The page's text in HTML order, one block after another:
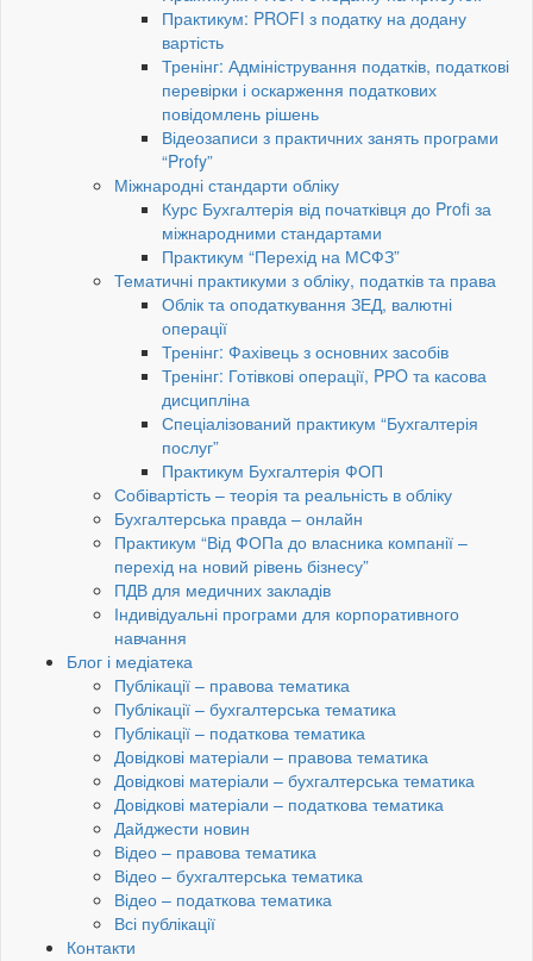
Практикум: PROFI з податку на додану
вартість
Тренінг: Адміністрування податків, податкові
перевірки і оскарження податкових
повідомлень рішень
Відеозаписи з практичних занять програми
“Profy”
Міжнародні стандарти обліку
Курс Бухгалтерія від початківця до Profi за
міжнародними стандартами
Практикум “Перехід на МСФЗ”
Тематичні практикуми з обліку, податків та права
Облік та оподаткування ЗЕД, валютні
операції
Тренінг: Фахівець з основних засобів
Тренінг: Готівкові операції, PРO та касова
дисципліна
Спеціалізований практикум “Бухгалтерія
послуг”
Практикум Бухгалтерія ФОП
Собівартість – теорія та реальність в обліку
Бухгалтерська правда – онлайн
Практикум “Від ФОПа до власника компанії –
перехід на новий рівень бізнесу”
ПДВ для медичних закладів
Індивідуальні програми для корпоративного
навчання
Блог і медіатека
Публікації – правова тематика
Публікації – бухгалтерська тематика
Публікації – податкова тематика
Довідкові матеріали – правова тематика
Довідкові матеріали – бухгалтерська тематика
Довідкові матеріали – податкова тематика
Дайджести новин
Відео – правова тематика
Відео – бухгалтерська тематика
Відео – податкова тематика
Всі публікації
Контакти